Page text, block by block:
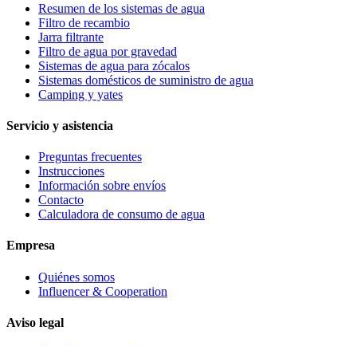
Resumen de los sistemas de agua
Filtro de recambio
Jarra filtrante
Filtro de agua por gravedad
Sistemas de agua para zócalos
Sistemas domésticos de suministro de agua
Camping y yates
Servicio y asistencia
Preguntas frecuentes
Instrucciones
Información sobre envíos
Contacto
Calculadora de consumo de agua
Empresa
Quiénes somos
Influencer & Cooperation
Aviso legal